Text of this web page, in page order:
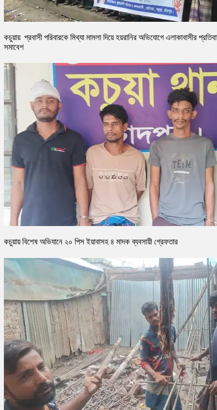
কচুয়ায় প্রবাসী পরিবারকে মিথ্যা মামলা দিয়ে হয়রানির অভিযোগে এলাকাবাসীর
সমাবেশ
কচুয়ায় বিশেষ অভিযানে ২০ পিস ইয়াবাসহ ৪ মাদক ব্যবসায়ী গ্রেফতার